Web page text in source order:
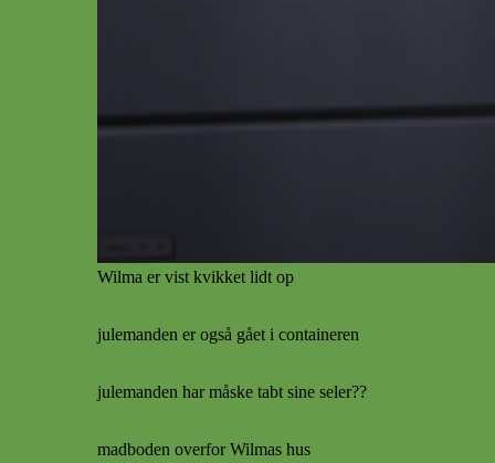
Wilma er vist kvikket lidt op
julemanden er også gået i containeren
julemanden har måske tabt sine seler??
madboden overfor Wilmas hus